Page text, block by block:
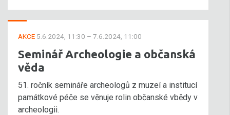
AKCE 5.6.2024, 11:30 – 7.6.2024, 11:00
Seminář Archeologie a občanská
věda
51. ročník semináře archeologů z muzeí a institucí
památkové péče se věnuje rolin občanské vbědy v
archeologii.